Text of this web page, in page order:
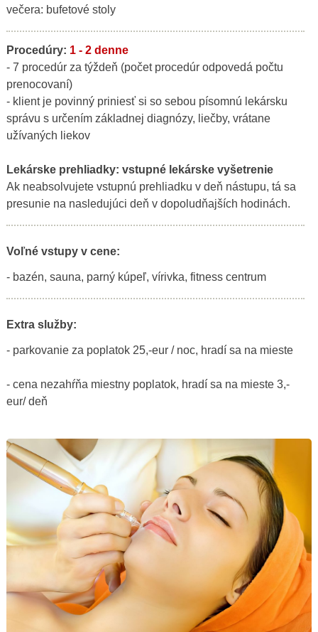
večera: bufetové stoly
Procedúry: 1 - 2 denne
- 7 procedúr za týždeň (počet procedúr odpovedá počtu
prenocovaní)
- klient je povinný priniesť si so sebou písomnú lekársku
správu s určením základnej diagnózy, liečby, vrátane
užívaných liekov
Lekárske prehliadky: vstupné lekárske vyšetrenie
Ak neabsolvujete vstupnú prehliadku v deň nástupu, tá sa
presunie na nasledujúci deň v dopoludňajších hodinách.
Voľné vstupy v cene:
- bazén, sauna, parný kúpeľ, vírivka, fitness centrum
Extra služby:
- parkovanie za poplatok 25,-eur / noc, hradí sa na mieste
- cena nezahŕňa miestny poplatok, hradí sa na mieste 3,-
eur/ deň